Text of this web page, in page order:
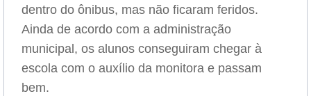
dentro do ônibus, mas não ficaram feridos.
Ainda de acordo com a administração
municipal, os alunos conseguiram chegar à
escola com o auxílio da monitora e passam
bem.